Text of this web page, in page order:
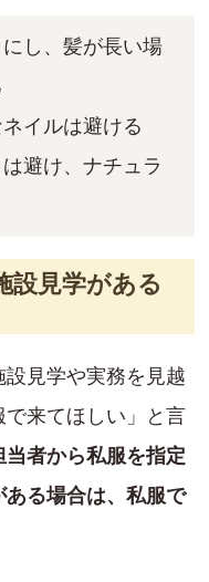
し、髪が長い場
イルは避ける
避け、ナチュラ
設見学がある
見学や実務を見越
で来てほしい」と言
当者から私服を指定
る場合は、私服で